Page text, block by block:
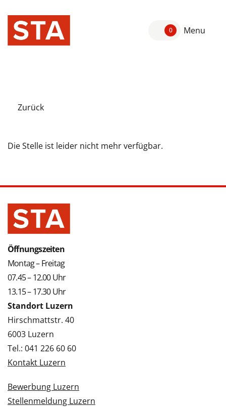
0 Menu
Zurück
Die Stelle ist leider nicht mehr verfügbar.
Öffnungszeiten
Montag – Freitag
07.45 – 12.00 Uhr
13.15 – 17.30 Uhr
Standort Luzern
Hirschmattstr. 40
6003 Luzern
Tel.: 041 226 60 60
Kontakt Luzern
Bewerbung Luzern
Stellenmeldung Luzern